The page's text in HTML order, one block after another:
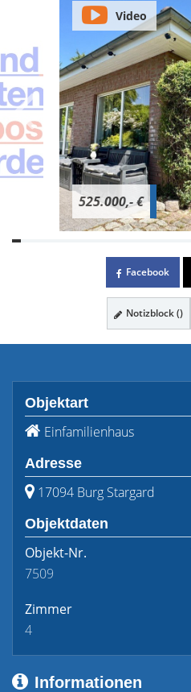
525.000,- €
Video
Facebook
Notizblock ()
Objektart
Einfamilienhaus
Adresse
17094 Burg Stargard
Objektdaten
Objekt-Nr.
7509
Zimmer
4
Informationen